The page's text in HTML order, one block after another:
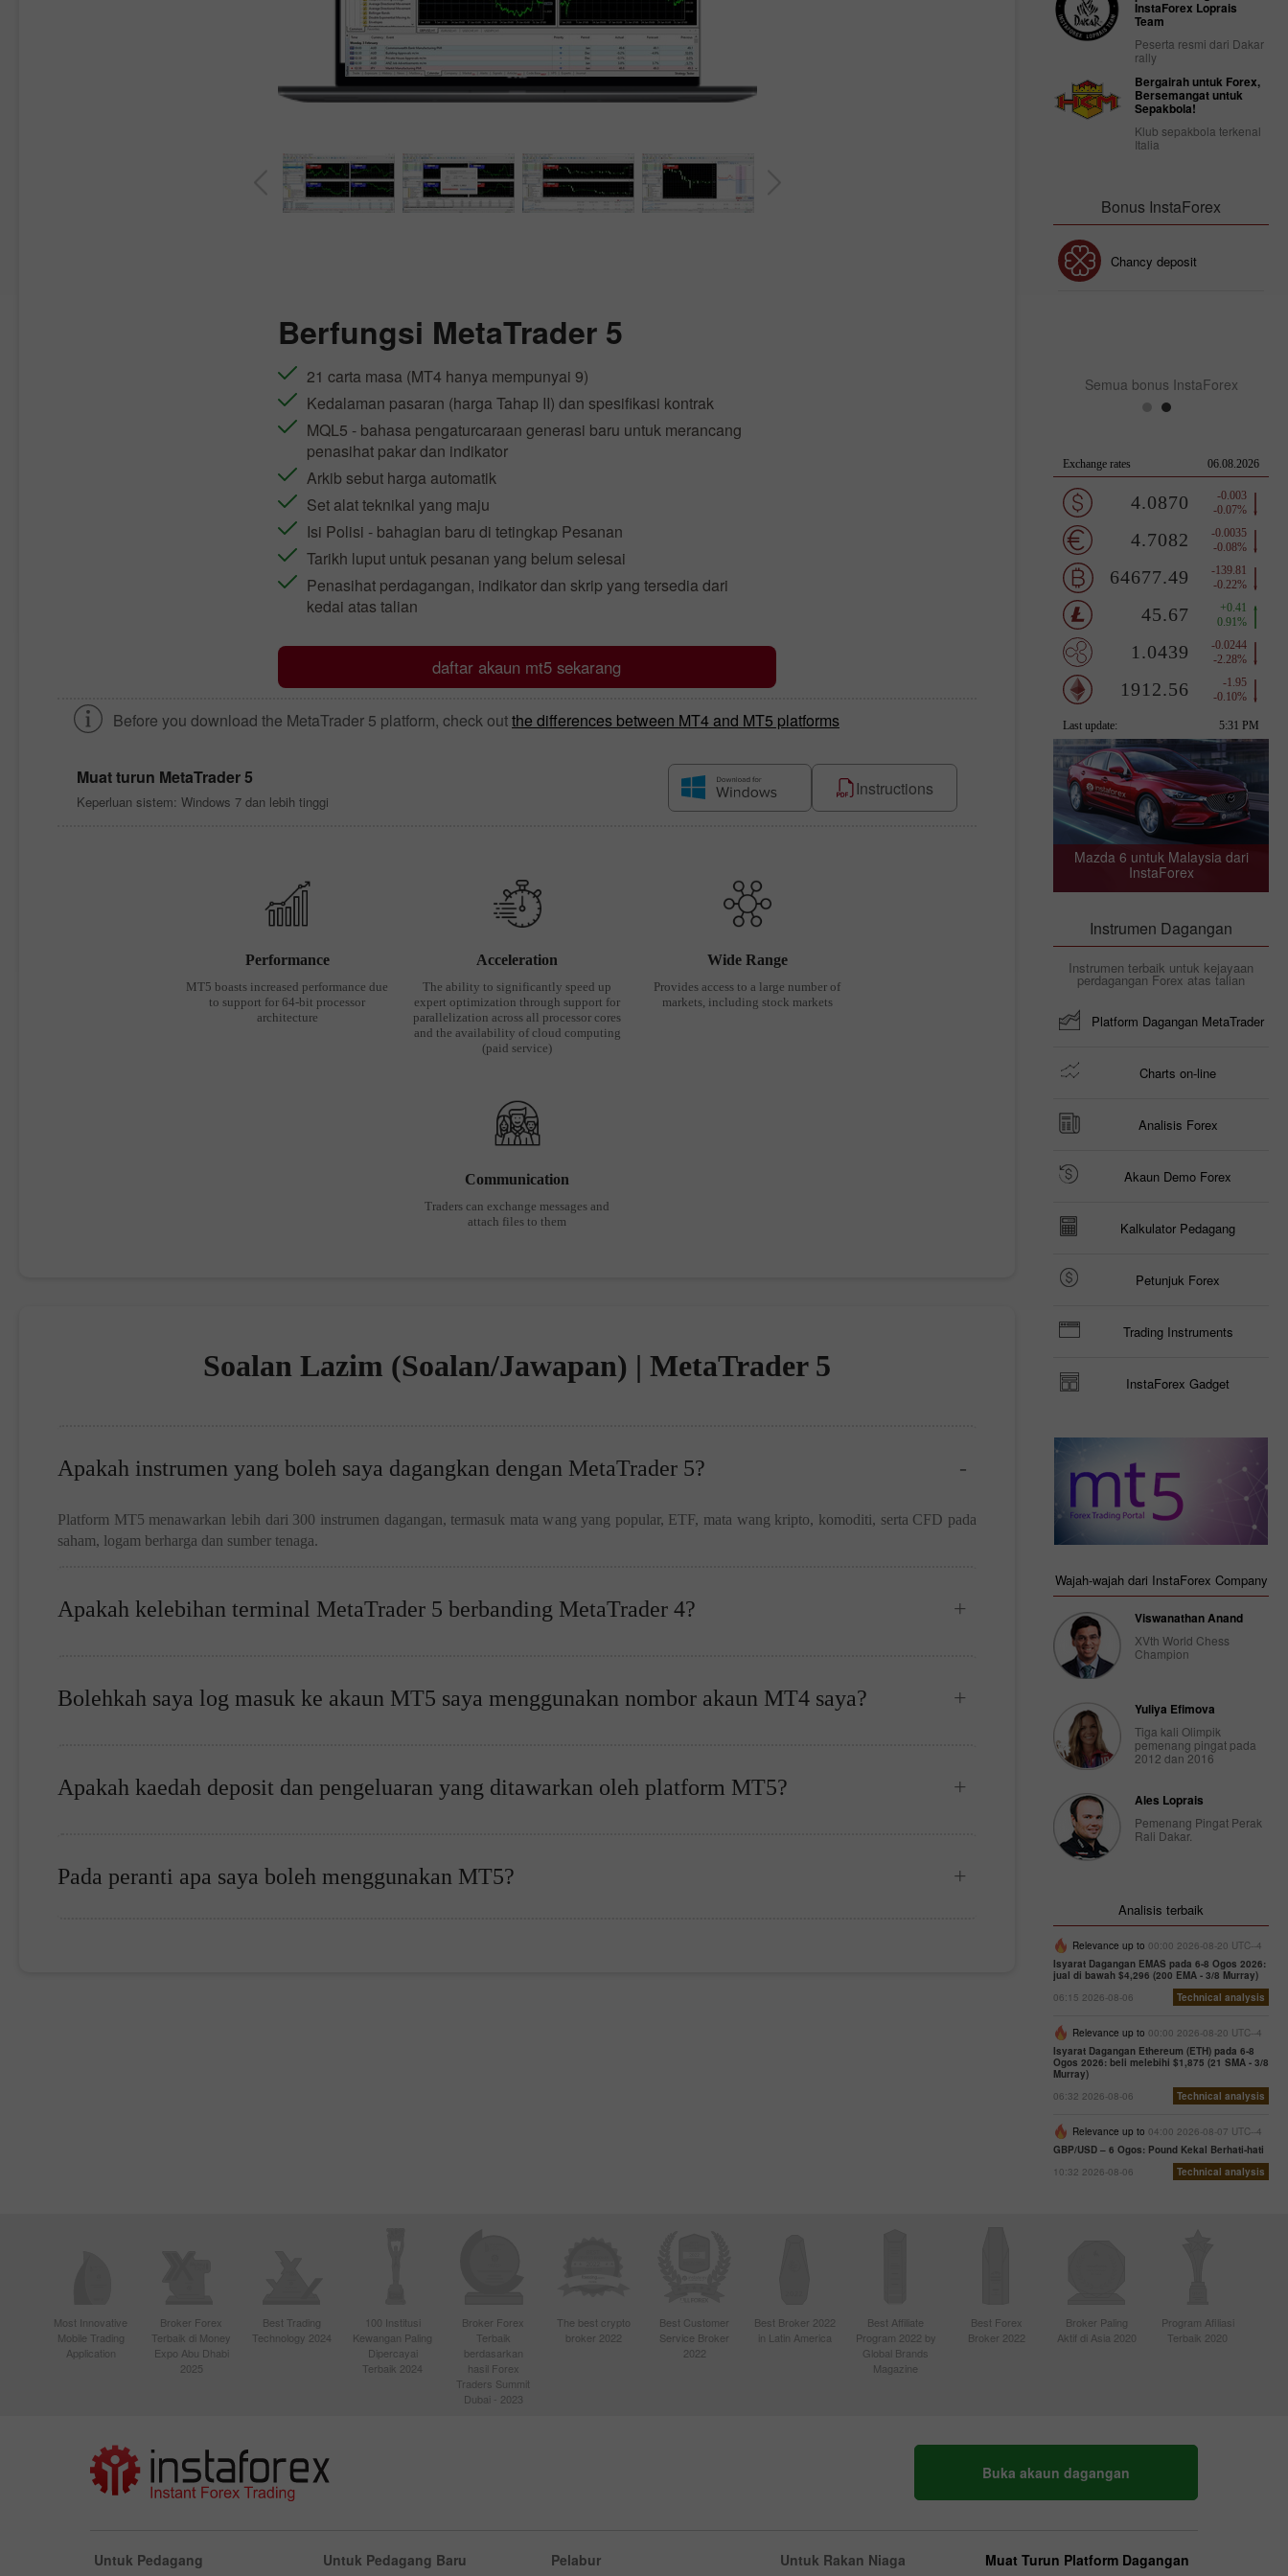
Berfungsi MetaTrader 5
21 carta masa (MT4 hanya mempunyai 9)
Kedalaman pasaran (harga Tahap II) dan spesifikasi kontrak
MQL5 - bahasa pengaturcaraan generasi baru untuk merancang
penasihat pakar dan indikator
Arkib sebut harga automatik
Set alat teknikal yang maju
Isi Polisi - bahagian baru di tetingkap Pesanan
Tarikh luput untuk pesanan yang belum selesai
Penasihat perdagangan, indikator dan skrip yang tersedia dari
kedai atas talian
daftar akaun mt5 sekarang
Before you download the MetaTrader 5 platform, check outthe differences between MT4 and MT5 platforms
Muat turun MetaTrader 5
Keperluan sistem: Windows 7 dan lebih tinggi
Instructions
Performance
MT5 boasts increased performance due
to support for 64-bit processor
architecture
Acceleration
The ability to significantly speed up
expert optimization through support for
parallelization across all processor cores
and the availability of cloud computing
(paid service)
Wide Range
Provides access to a large number of
markets, including stock markets
Communication
Traders can exchange messages and
attach files to them
Soalan Lazim (Soalan/Jawapan) | MetaTrader 5
Apakah instrumen yang boleh saya dagangkan dengan MetaTrader 5?
Platform MT5 menawarkan lebih dari 300 instrumen dagangan, termasuk mata wang yang popular, ETF, mata wang kripto, komoditi, serta CFD pada
saham, logam berharga dan sumber tenaga.
Apakah kelebihan terminal MetaTrader 5 berbanding MetaTrader 4?
Bolehkah saya log masuk ke akaun MT5 saya menggunakan nombor akaun MT4 saya?
Apakah kaedah deposit dan pengeluaran yang ditawarkan oleh platform MT5?
Pada peranti apa saya boleh menggunakan MT5?
InstaForex Loprais
Team
Peserta resmi dari Dakar
rally
Bergairah untuk Forex,
Bersemangat untuk
Sepakbola!
Klub sepakbola terkenal
Italia
Bonus InstaForex
Bonus Kelab InstaForex
Chancy deposit
Semua bonus InstaForex
Mazda 6 untuk Malaysia dari
InstaForex
Instrumen Dagangan
Instrumen terbaik untuk kejayaan
perdagangan Forex atas talian
Platform Dagangan MetaTrader
Charts on-line
Analisis Forex
Akaun Demo Forex
Kalkulator Pedagang
Petunjuk Forex
Trading Instruments
InstaForex Gadget
Wajah-wajah dari InstaForex Company
Viswanathan Anand
XVth World Chess
Champion
Yuliya Efimova
Tiga kali Olimpik
pemenang pingat pada
2012 dan 2016
Ales Loprais
Pemenang Pingat Perak
Rali Dakar.
Analisis terbaik
Relevance up to 00:00 2026-08-20 UTC--4
Isyarat Dagangan EMAS pada 6-8 Ogos 2026:
jual di bawah $4,296 (200 EMA - 3/8 Murray)
06:15 2026-08-06
Technical analysis
Relevance up to 00:00 2026-08-20 UTC--4
Isyarat Dagangan Ethereum (ETH) pada 6-8
Ogos 2026: beli melebihi $1,875 (21 SMA - 3/8
Murray)
06:32 2026-08-06
Technical analysis
Relevance up to 04:00 2026-08-07 UTC--4
GBP/USD – 6 Ogos: Pound Kekal Berhati-hati
10:32 2026-08-06
Technical analysis
Most Innovative
Mobile Trading
Application
Broker Forex
Terbaik di Money
Expo Abu Dhabi
2025
Best Trading
Technology 2024
100 Institusi
Kewangan Paling
Dipercayai
Terbaik 2024
Broker Forex
Terbaik
berdasarkan
hasil Forex
Traders Summit
Dubai - 2023
The best crypto
broker 2022
Best Customer
Service Broker
2022
Best Broker 2022
in Latin America
Best Affiliate
Program 2022 by
Global Brands
Magazine
Best Forex
Broker 2022
Broker Paling
Aktif di Asia 2020
Program Afiliasi
Terbaik 2020
Buka akaun dagangan
Untuk Pedagang Untuk Pedagang Baru Pelabur Untuk Rakan Niaga Muat Turun Platform Dagangan